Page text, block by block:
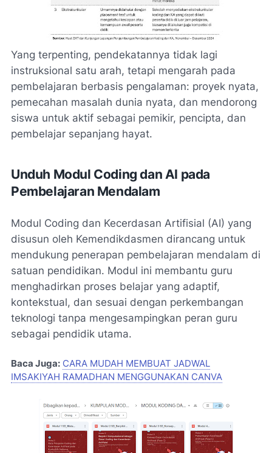
Yang terpenting, pendekatannya tidak lagi
instruksional satu arah, tetapi mengarah pada
pembelajaran berbasis pengalaman: proyek nyata,
pemecahan masalah dunia nyata, dan mendorong
siswa untuk aktif sebagai pemikir, pencipta, dan
pembelajar sepanjang hayat.
Unduh Modul Coding dan AI pada
Pembelajaran Mendalam
Modul Coding dan Kecerdasan Artifisial (AI) yang
disusun oleh Kemendikdasmen dirancang untuk
mendukung penerapan pembelajaran mendalam di
satuan pendidikan. Modul ini membantu guru
menghadirkan proses belajar yang adaptif,
kontekstual, dan sesuai dengan perkembangan
teknologi tanpa mengesampingkan peran guru
sebagai pendidik utama.
Baca Juga: CARA MUDAH MEMBUAT JADWAL
IMSAKIYAH RAMADHAN MENGGUNAKAN CANVA